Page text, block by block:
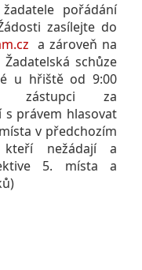
pořádání
zasílejte do
a zároveň na
Žadatelská schůze
u hřiště od 9:00
zástupci za
právem hlasovat
v předchozím
kteří nežádají a
5. místa a